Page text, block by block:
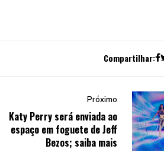
Compartilhar:
Próximo
Katy Perry será enviada ao
espaço em foguete de Jeff
Bezos; saiba mais